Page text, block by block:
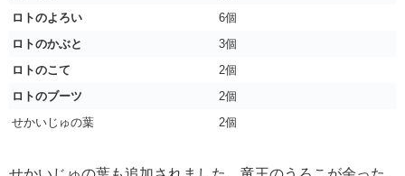
ロトのよろい
6個
ロトのかぶと
3個
ロトのこて
2個
ロトのブーツ
2個
せかいじゅの葉
2個